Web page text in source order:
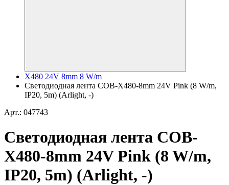
X480 24V 8mm 8 W/m
Светодиодная лента COB-X480-8mm 24V Pink (8 W/m,
IP20, 5m) (Arlight, -)
Арт.: 047743
Светодиодная лента COB-
X480-8mm 24V Pink (8 W/m,
IP20, 5m) (Arlight, -)